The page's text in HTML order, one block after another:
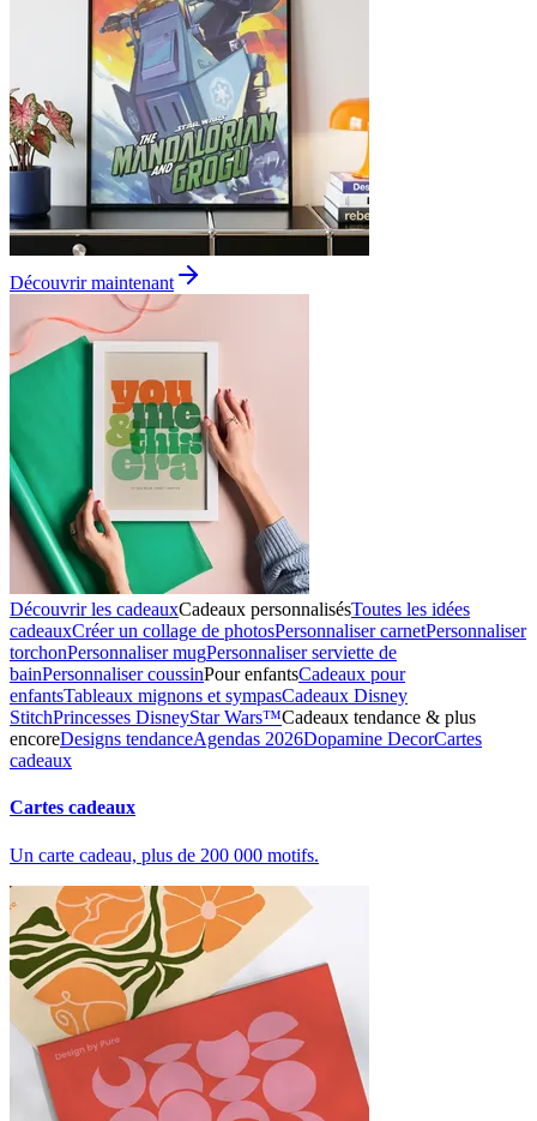
Découvrir maintenant
Découvrir les cadeauxCadeaux personnalisésToutes les idées
cadeauxCréer un collage de photosPersonnaliser carnetPersonnaliser
torchonPersonnaliser mugPersonnaliser serviette de
bainPersonnaliser coussinPour enfantsCadeaux pour
enfantsTableaux mignons et sympasCadeaux Disney
StitchPrincesses DisneyStar Wars™Cadeaux tendance & plus
encoreDesigns tendanceAgendas 2026Dopamine DecorCartes
cadeaux
Cartes cadeaux
Un carte cadeau, plus de 200 000 motifs.